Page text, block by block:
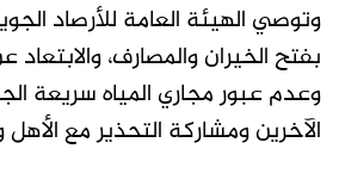
وتوصي الهيئة العامة للأرصاد
بفتح الخيران والمصارف، والابتعاد
وعدم عبور مجاري المياه سريعة
الآخرين ومشاركة التحذير مع الأهل